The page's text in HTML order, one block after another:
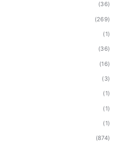
(36)
(269)
(1)
(36)
(16)
(3)
(1)
(1)
(1)
(874)